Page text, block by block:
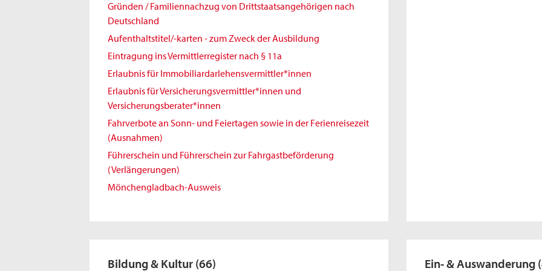
Gründen / Familiennachzug von Drittstaatsangehörigen nach
Deutschland
Aufenthaltstitel/-karten - zum Zweck der Ausbildung
Eintragung ins Vermittlerregister nach § 11a
Erlaubnis für Immobiliardarlehensvermittler*innen
Erlaubnis für Versicherungsvermittler*innen und
Versicherungsberater*innen
Fahrverbote an Sonn- und Feiertagen sowie in der Ferienreisezeit
(Ausnahmen)
Führerschein und Führerschein zur Fahrgastbeförderung
(Verlängerungen)
Mönchengladbach-Ausweis
Bildung & Kultur (66) Ein- & Auswanderung